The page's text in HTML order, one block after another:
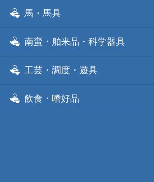
馬・馬具
南蛮・舶来品・科学器具
工芸・調度・遊具
飲食・嗜好品